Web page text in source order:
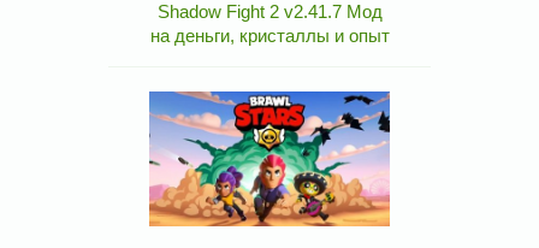
Shadow Fight 2 v2.41.7 Мод
на деньги, кристаллы и опыт